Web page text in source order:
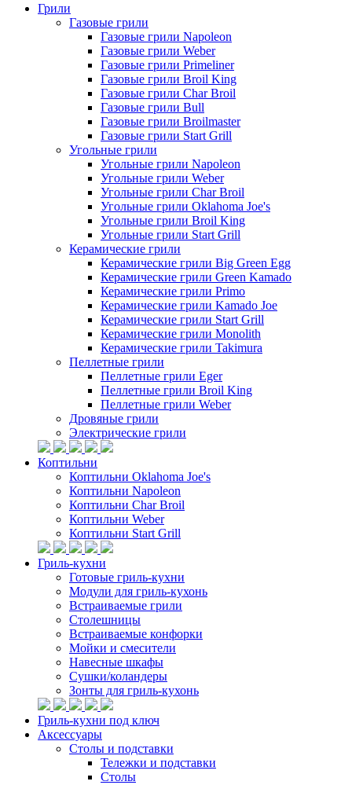
Грили
Газовые грили
Газовые грили Napoleon
Газовые грили Weber
Газовые грили Primeliner
Газовые грили Broil King
Газовые грили Char Broil
Газовые грили Bull
Газовые грили Broilmaster
Газовые грили Start Grill
Угольные грили
Угольные грили Napoleon
Угольные грили Weber
Угольные грили Char Broil
Угольные грили Oklahoma Joe's
Угольные грили Broil King
Угольные грили Start Grill
Керамические грили
Керамические грили Big Green Egg
Керамические грили Green Kamado
Керамические грили Primo
Керамические грили Kamado Joe
Керамические грили Start Grill
Керамические грили Monolith
Керамические грили Takimura
Пеллетные грили
Пеллетные грили Eger
Пеллетные грили Broil King
Пеллетные грили Weber
Дровяные грили
Электрические грили
Коптильни
Коптильни Oklahoma Joe's
Коптильни Napoleon
Коптильни Char Broil
Коптильни Weber
Коптильни Start Grill
Гриль-кухни
Готовые гриль-кухни
Модули для гриль-кухонь
Встраиваемые грили
Столешницы
Встраиваемые конфорки
Мойки и смесители
Навесные шкафы
Сушки/коландеры
Зонты для гриль-кухонь
Гриль-кухни под ключ
Аксессуары
Столы и подставки
Тележки и подставки
Столы